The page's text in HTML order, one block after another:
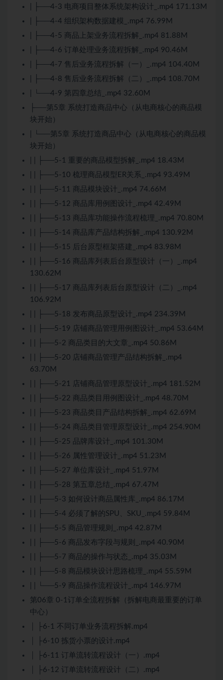
| ├──4-3 电商项目整体系统架构设计_.mp4 171.13M
| ├──4-4 组织架构数据建模_.mp4 76.99M
| ├──4-5 商品上架业务流程拆解_.mp4 81.88M
| ├──4-6 订单处理业务流程拆解_.mp4 90.46M
| ├──4-7 售后业务流程拆解（一）_.mp4 104.40M
| ├──4-8 售后业务流程拆解（二）_.mp4 108.70M
| └──4-9 第四章总结_.mp4 32.60M
├──第5章 系统打造商品中心（从电商核心的商品模
块开始）
| └──第5章 系统打造商品中心（从电商核心的商品模
块开始）
| | ├──5-1 重要的商品模型拆解_.mp4 18.43M
| | ├──5-10 梳理商品模型ER关系_.mp4 93.49M
| | ├──5-11 商品模块设计_.mp4 74.66M
| | ├──5-12 商品库用例图设计_.mp4 42.49M
| | ├──5-13 商品库功能操作流程梳理_.mp4 70.80M
| | ├──5-14 商品库产品结构拆解_.mp4 130.92M
| | ├──5-15 后台原型框架搭建_.mp4 83.98M
| | ├──5-16 商品库列表后台原型设计（一）_.mp4
130.62M
| | ├──5-17 商品库列表后台原型设计（二）_.mp4
106.92M
| | ├──5-18 发布商品原型设计_.mp4 234.39M
| | ├──5-19 店铺商品管理用例图设计_.mp4 53.64M
| | ├──5-2 商品类目的大文章_.mp4 50.86M
| | ├──5-20 店铺商品管理产品结构拆解_.mp4
63.70M
| | ├──5-21 店铺商品管理原型设计_.mp4 181.52M
| | ├──5-22 商品类目用例图设计_.mp4 48.70M
| | ├──5-23 商品类目产品结构拆解_.mp4 62.69M
| | ├──5-24 商品类目管理原型设计_.mp4 254.90M
| | ├──5-25 品牌库设计_.mp4 101.30M
| | ├──5-26 属性管理设计_.mp4 51.23M
| | ├──5-27 单位库设计_.mp4 51.97M
| | ├──5-28 第五章总结_.mp4 67.47M
| | ├──5-3 如何设计商品属性库_.mp4 86.17M
| | ├──5-4 必须了解的SPU、SKU_.mp4 59.84M
| | ├──5-5 商品管理规则_.mp4 42.87M
| | ├──5-6 商品发布字段与规则_.mp4 40.90M
| | ├──5-7 商品的操作与状态_.mp4 35.03M
| | ├──5-8 商品模块设计思路梳理_.mp4 55.59M
| | └──5-9 商品操作流程设计_.mp4 146.97M
第06章 0-1订单全流程拆解（拆解电商最重要的订单
中心）
│ ├6-1 不同订单业务流程拆解.mp4
│ ├6-10 拣货小票的设计.mp4
│ ├6-11 订单流转流程设计（一）.mp4
│ ├6-12 订单流转流程设计（二）.mp4